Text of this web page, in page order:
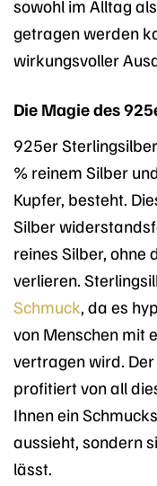
sowohl im Alltag
getragen werden
wirkungsvoller
Die Magie des
925er
% reinem Silber
Kupfer, besteht.
Silber
reines Silber, ohne
verlieren.
Schmuck , da es
von Menschen mit
vertragen wird.
profitiert von all
Ihnen ein
aussieht, sondern
lässt.